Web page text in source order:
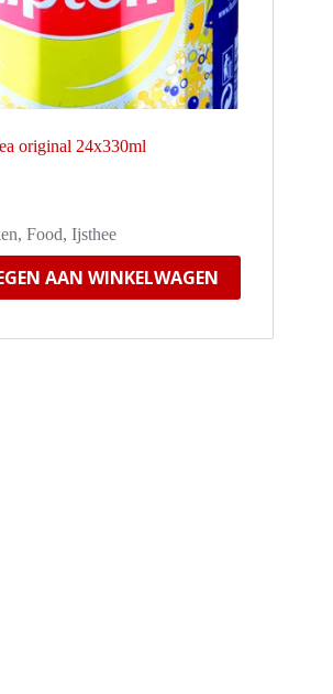
original 24x330ml
, Food, Ijsthee
AAN WINKELWAGEN